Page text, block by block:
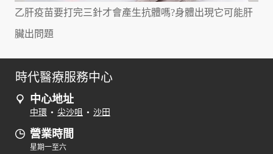
乙肝疫苗要打完三針才會產生抗體嗎?身體出現它可能肝
臟出問題
時代醫療服務中心
中心地址
中環 • 尖沙咀 • 沙田
營業時間
星期一至六